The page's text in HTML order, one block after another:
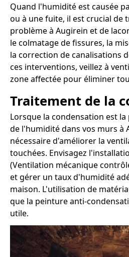
Quand l'humidité est causée
ou à une fuite, il est crucial de
problème à Augirein et de
le colmatage de fissures, la
la correction de canalisations
ces interventions, veillez à
zone affectée pour éliminer
Traitement de la
Lorsque la condensation est
de l'humidité dans vos murs à
nécessaire d'améliorer la
touchées. Envisagez
(Ventilation mécanique
et gérer un taux d'humidité
maison. L'utilisation de
que la peinture anti-
utile.